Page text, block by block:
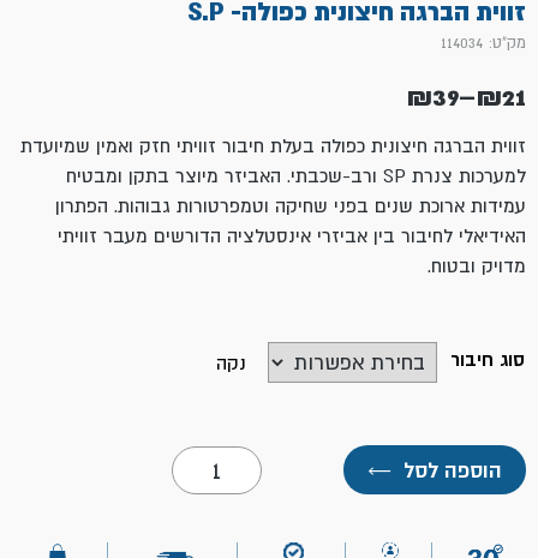
זווית הברגה חיצונית כפולה- S.P
מק"ט: 114034
₪21
–
₪39
טווח
מחירים:
עד
זווית הברגה חיצונית כפולה בעלת חיבור זוויתי חזק ואמין שמיועדת
למערכות צנרת SP ורב-שכבתי. האביזר מיוצר בתקן ומבטיח
עמידות ארוכת שנים בפני שחיקה וטמפרטורות גבוהות. הפתרון
האידיאלי לחיבור בין אביזרי אינסטלציה הדורשים מעבר זוויתי
מדויק ובטוח.
סוג חיבור נקה
הוספה לסל ←
כמות
של
זווית
חיצונית